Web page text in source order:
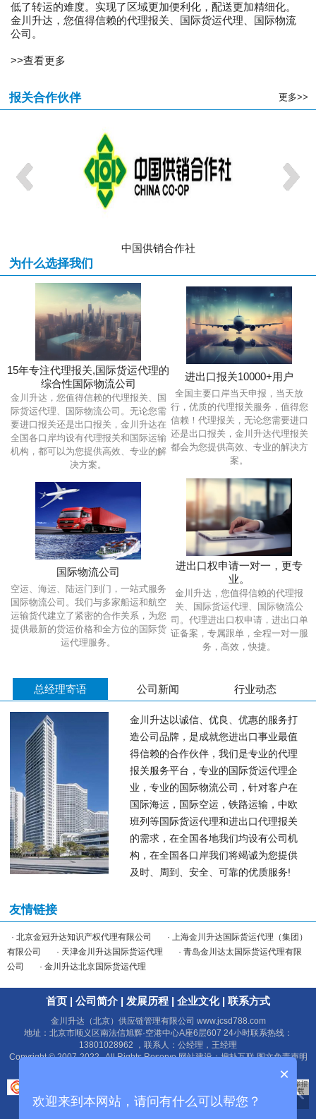
低了转运的难度。实现了区域更加便利化，配送更加精细化。
金川升达，您值得信赖的代理报关、国际货运代理、国际物流
公司。
>>查看更多
报关合作伙伴 更多>>
中国供销合作社
为什么选择我们
15年专注代理报关,国际货运代理的
综合性国际物流公司
金川升达，您值得信赖的代理报关、国
际货运代理、国际物流公司。无论您需
要进口报关还是出口报关，金川升达在
全国各口岸均设有代理报关和国际运输
机构，都可以为您提供高效、专业的解
决方案。
进出口报关10000+用户
全国主要口岸当天申报，当天放
行，优质的代理报关服务，值得您
信赖！代理报关，无论您需要进口
还是出口报关，金川升达代理报关
都会为您提供高效、专业的解决方
案。
国际物流公司
空运、海运、陆运门到门，一站式服务
国际物流公司。我们与多家船运和航空
运输货代建立了紧密的合作关系，为您
提供最新的货运价格和全方位的国际货
运代理服务。
进出口权申请一对一，更专
业。
金川升达，您值得信赖的代理报
关、国际货运代理、国际物流公
司。代理进出口权申请，进出口单
证备案，专属跟单，全程一对一服
务，高效，快捷。
总经理寄语 公司新闻 行业动态
金川升达以诚信、优良、优惠的服务打
造公司品牌，是成就您进出口事业最值
得信赖的合作伙伴，我们是专业的代理
报关服务平台，专业的国际货运代理企
业，专业的国际物流公司，针对客户在
国际海运，国际空运，铁路运输，中欧
班列等国际货运代理和进出口代理报关
的需求，在全国各地我们均设有公司机
构，在全国各口岸我们将竭诚为您提供
及时、周到、安全、可靠的优质服务!
友情链接
· 北京金冠升达知识产权代理有限公司
· 上海金川升达国际货运代理（集团）
有限公司
· 天津金川升达国际货运代理
· 青岛金川达太国际货运代理有限
公司
· 金川升达北京国际货运代理
首页 公司简介 发展历程 企业文化| 联系方式
金川升达（北京）供应链管理有限公司 www.jcsd788.com
地址：北京市顺义区南法信旭辉·空港中心A座6层607 24小时联系热线：
13801028962 ，联系人：公经理，王经理
Copyright © 2007-2022 , All Rights Reserve网站建设：搜扑互联 图文免责声明
北京国际物流公司×
欢迎来到本网站，请问有什么可以帮您？